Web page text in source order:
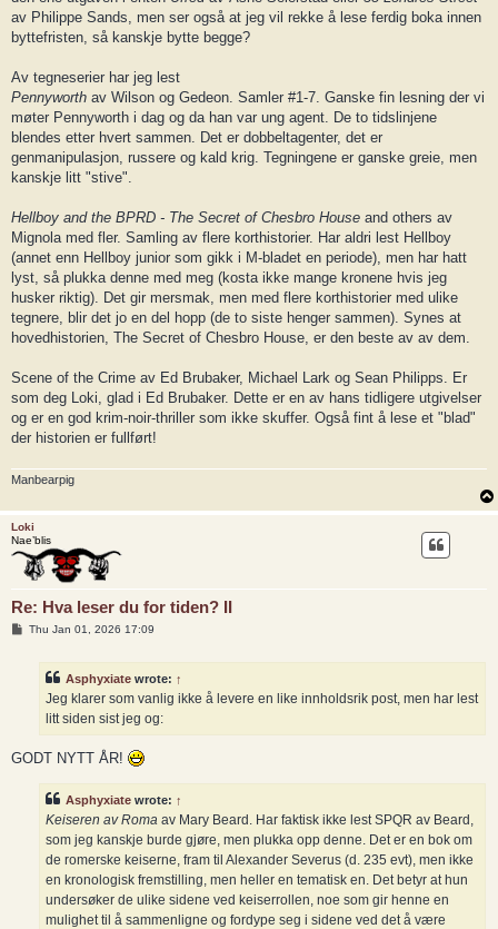
av Philippe Sands, men ser også at jeg vil rekke å lese ferdig boka innen
byttefristen, så kanskje bytte begge?
Av tegneserier har jeg lest
Pennyworth av Wilson og Gedeon. Samler #1-7. Ganske fin lesning der vi
møter Pennyworth i dag og da han var ung agent. De to tidslinjene
blendes etter hvert sammen. Det er dobbeltagenter, det er
genmanipulasjon, russere og kald krig. Tegningene er ganske greie, men
kanskje litt "stive".
Hellboy and the BPRD - The Secret of Chesbro House and others av
Mignola med fler. Samling av flere korthistorier. Har aldri lest Hellboy
(annet enn Hellboy junior som gikk i M-bladet en periode), men har hatt
lyst, så plukka denne med meg (kosta ikke mange kronene hvis jeg
husker riktig). Det gir mersmak, men med flere korthistorier med ulike
tegnere, blir det jo en del hopp (de to siste henger sammen). Synes at
hovedhistorien, The Secret of Chesbro House, er den beste av av dem.
Scene of the Crime av Ed Brubaker, Michael Lark og Sean Philipps. Er
som deg Loki, glad i Ed Brubaker. Dette er en av hans tidligere utgivelser
og er en god krim-noir-thriller som ikke skuffer. Også fint å lese et "blad"
der historien er fullført!
Manbearpig
Loki
Nae’blis
Re: Hva leser du for tiden? II
PThu Jan 01, 2026 17:09
Asphyxiate wrote: ↑
Jeg klarer som vanlig ikke å levere en like innholdsrik post, men har lest
litt siden sist jeg og:
GODT NYTT ÅR!
Asphyxiate wrote: ↑
Keiseren av Roma av Mary Beard. Har faktisk ikke lest SPQR av Beard,
som jeg kanskje burde gjøre, men plukka opp denne. Det er en bok om
de romerske keiserne, fram til Alexander Severus (d. 235 evt), men ikke
en kronologisk fremstilling, men heller en tematisk en. Det betyr at hun
undersøker de ulike sidene ved keiserrollen, noe som gir henne en
mulighet til å sammenligne og fordype seg i sidene ved det å være